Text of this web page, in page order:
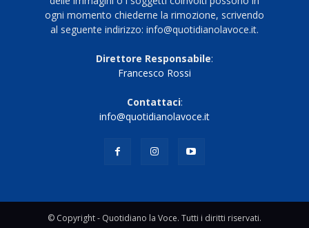
ogni momento chiederne la rimozione, scrivendo
al seguente indirizzo: info@quotidianolavoce.it.
Direttore Responsabile:
Francesco Rossi
Contattaci:
info@quotidianolavoce.it
© Copyright - Quotidiano la Voce. Tutti i diritti riservati.